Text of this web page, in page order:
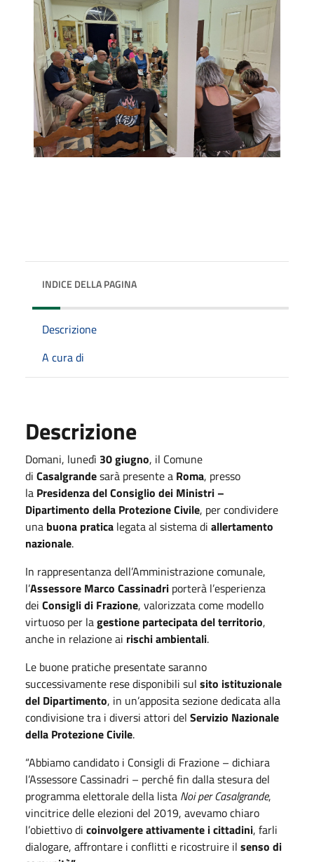
INDICE DELLA PAGINA
Descrizione
A cura di
Descrizione
Domani, lunedì 30 giugno, il Comune
di Casalgrandesarà presente a Roma, presso
la Presidenza del Consiglio dei Ministri –
Dipartimento della Protezione Civile, per condividere
una buona pratica legata al sistema di allertamento
nazionale.
In rappresentanza dell’Amministrazione comunale,
l’Assessore Marco Cassinadri porterà l’esperienza
dei Consigli di Frazione, valorizzata come modello
virtuoso per lagestione partecipata del territorio,
anche in relazione ai rischi ambientali.
Le buone pratiche presentate saranno
successivamente rese disponibili sul sito istituzionale
del Dipartimento, in un’apposita sezione dedicata alla
condivisione tra i diversi attori del Servizio Nazionale
della Protezione Civile.
“Abbiamo candidato i Consigli di Frazione – dichiara
l’Assessore Cassinadri – perché fin dalla stesura del
programma elettorale della lista Noi per Casalgrande,
vincitrice delle elezioni del 2019, avevamo chiaro
l’obiettivo di coinvolgere attivamente i cittadini, farli
dialogare, affrontare i conflitti e ricostruire il senso di